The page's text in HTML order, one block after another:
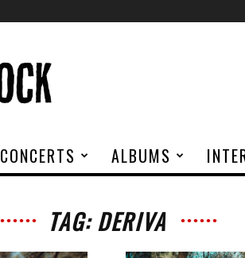
CONCERTS ALBUMS
TAG: DERIVA